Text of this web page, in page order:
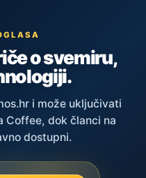
o svemiru,
i može uključivati
Coffee, dok članci na
dostupni.